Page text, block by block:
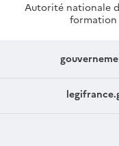
Autorité nationale
formation